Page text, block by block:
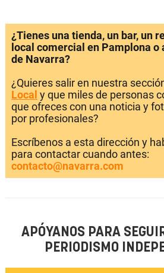
¿Tienes una tienda, un bar, un
local comercial en Pamplona o
de Navarra?
¿Quieres salir en nuestra
Local y que miles de personas
que ofreces con una noticia y
por profesionales?
Escríbenos a esta dirección y
para contactar cuando antes:
contacto@navarra.com
APÓYANOS PARA
PERIODISMO